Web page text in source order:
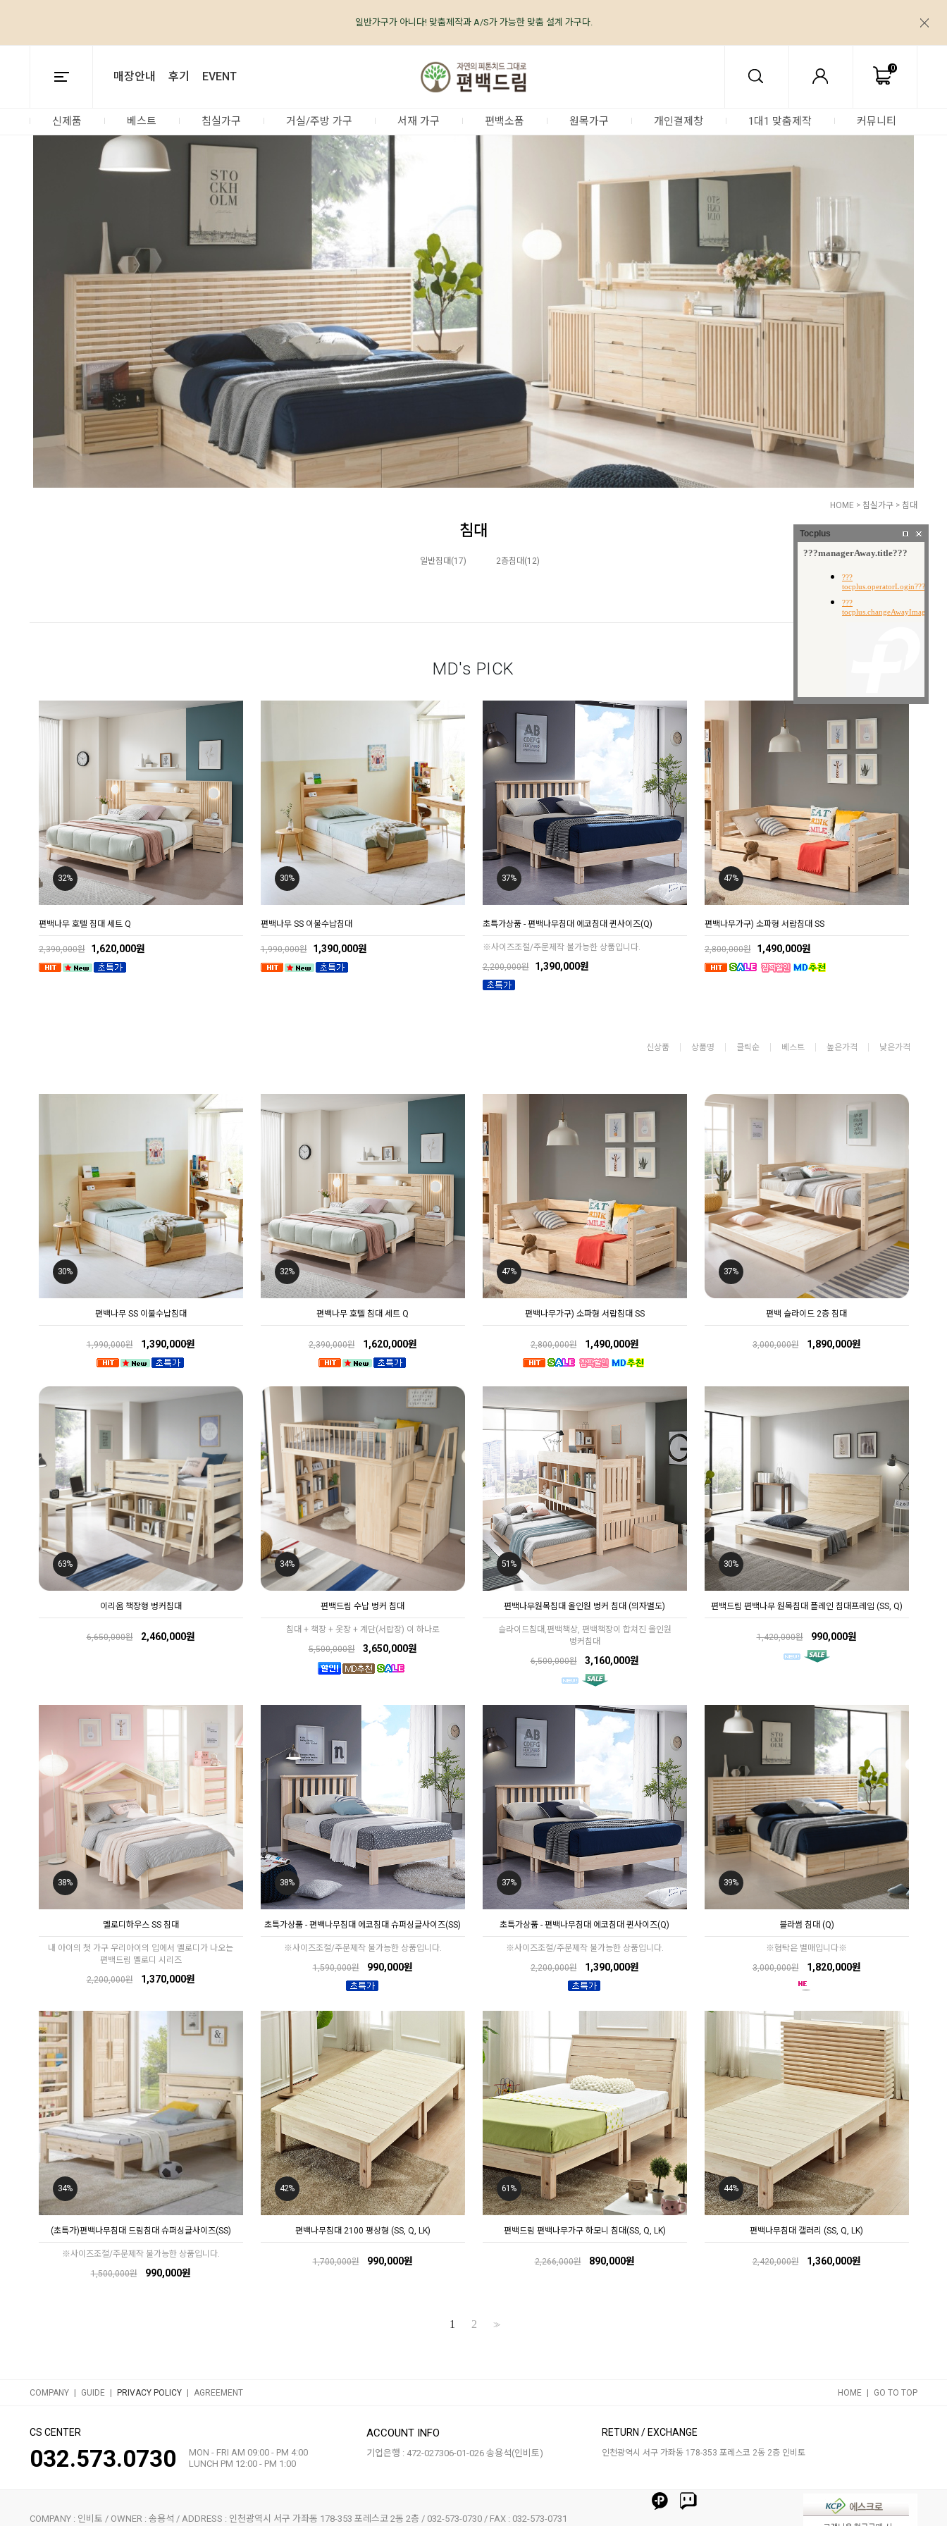
편백나무가구 전문 브랜드 No.1 편백드림 www.care-well.co.kr
편백나무가구 업계최초, 업계유일체계적인품질 검증 시스템
매장안내 후기 EVENT
0
신제품 베스트 침실가구 거실/주방 가구 서재 가구 편백소품 원목가구 개인결제창 1대1 맞춤제작 커뮤니티
HOME > 침실가구 > 침대
침대
일반침대(17) 2층침대(12)
MD's PICK
32%
편백나무 호텔 침대 세트 Q
2,390,000원 1,620,000원
30%
편백나무 SS 이불수납침대
1,990,000원 1,390,000원
37%
초특가상품 - 편백나무침대 에코침대 퀸사이즈(Q)
※사이즈조절/주문제작 불가능한 상품입니다.
2,200,000원
1,390,000원
47%
편백나무가구) 소파형 서랍침대 SS
2,800,000원 1,490,000원
신상품 상품명 클릭순 베스트 높은가격 낮은가격
30%
편백나무 SS 이불수납침대
1,990,000원 1,390,000원
32%
편백나무 호텔 침대 세트 Q
2,390,000원 1,620,000원
47%
편백나무가구) 소파형 서랍침대 SS
2,800,000원 1,490,000원
37%
편백 슬라이드 2층 침대
3,000,000원 1,890,000원
63%
이리옴 책장형 벙커침대
6,650,000원 2,460,000원
34%
편백드림 수납 벙커 침대
침대 + 책장 + 옷장 + 계단(서랍장) 이 하나로
5,500,000원
3,650,000원
51%
편백나무원목침대 올인원 벙커 침대 (의자별도)
슬라이드침대,편백책상, 편백책장이 합쳐진 올인원
벙커침대
6,500,000원
3,160,000원
30%
편백드림 편백나무 원목침대 플레인 침대프레임 (SS, Q)
1,420,000원 990,000원
38%
멜로디하우스 SS 침대
내 아이의 첫 가구 우리아이의 입에서 멜로디가 나오는
편백드림 멜로디 시리즈
2,200,000원
1,370,000원
38%
초특가상품 - 편백나무침대 에코침대 슈퍼싱글사이즈(SS)
※사이즈조절/주문제작 불가능한 상품입니다.
1,590,000원
990,000원
37%
초특가상품 - 편백나무침대 에코침대 퀸사이즈(Q)
※사이즈조절/주문제작 불가능한 상품입니다.
2,200,000원
1,390,000원
39%
블라썸 침대 (Q)
※협탁은 별매입니다※
3,000,000원
1,820,000원
34%
(초특가)편백나무침대 드림침대 슈퍼싱글사이즈(SS)
※사이즈조절/주문제작 불가능한 상품입니다.
1,500,000원
990,000원
42%
편백나무침대 2100 평상형 (SS, Q, LK)
1,700,000원 990,000원
61%
편백드림 편백나무가구 하모니 침대(SS, Q, LK)
2,266,000원 890,000원
44%
편백나무침대 갤러리 (SS, Q, LK)
2,420,000원 1,360,000원
1 2 >>
COMPANY GUIDE PRIVACY POLICY AGREEMENT HOME GO TO TOP
CS CENTER
032.573.0730
MON - FRI AM 09:00 - PM 4:00
LUNCH PM 12:00 - PM 1:00
ACCOUNT INFO
기업은행 : 472-027306-01-026 송용석(인비토)
RETURN / EXCHANGE
인천광역시 서구 가좌동 178-353 포레스코 2동 2층 인비토
COMPANY : 인비토 / OWNER : 송용석 / ADDRESS : 인천광역시 서구 가좌동 178-353 포레스코 2동 2층 / 032-573-0730 / FAX : 032-573-0731
Tocplus